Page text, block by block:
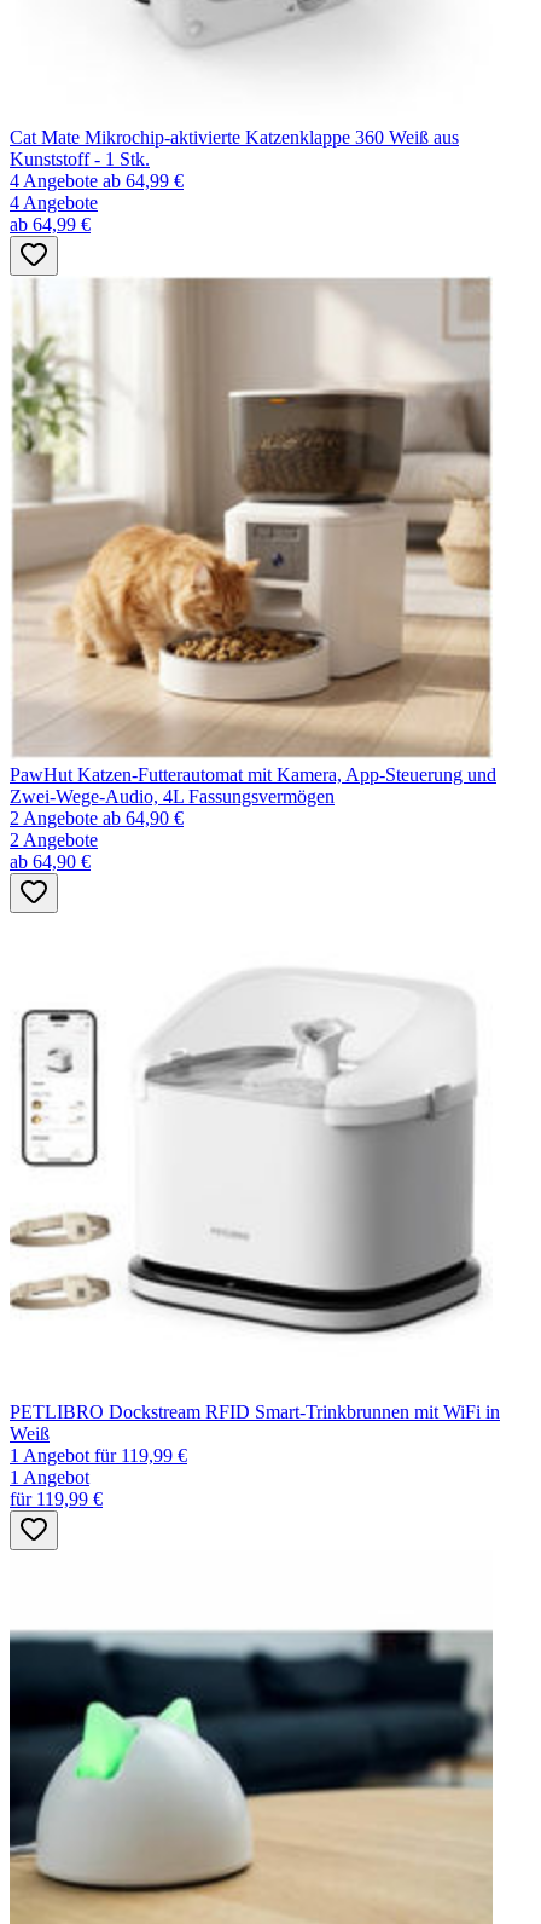
Cat Mate Mikrochip-aktivierte Katzenklappe 360 Weiß aus
Kunststoff - 1 Stk.
4 Angebote ab 64,99 €
4 Angebote
ab 64,99 €
PawHut Katzen-Futterautomat mit Kamera, App-Steuerung und
Zwei-Wege-Audio, 4L Fassungsvermögen
2 Angebote ab 64,90 €
2 Angebote
ab 64,90 €
PETLIBRO Dockstream RFID Smart-Trinkbrunnen mit WiFi in
Weiß
1 Angebot für 119,99 €
1 Angebot
für 119,99 €